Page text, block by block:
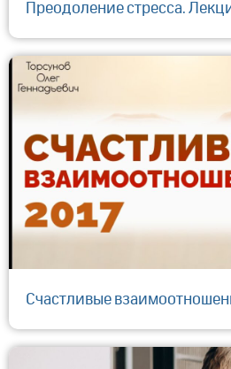
Преодоление стресса.
Счастливые